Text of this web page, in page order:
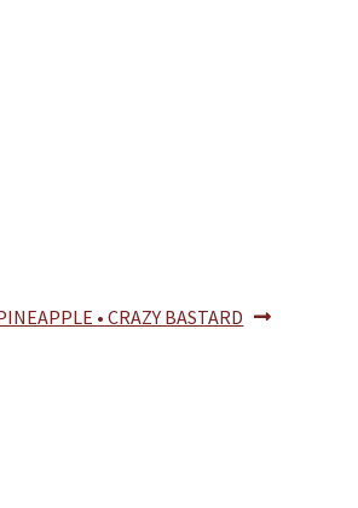
• CRAZY BASTARD